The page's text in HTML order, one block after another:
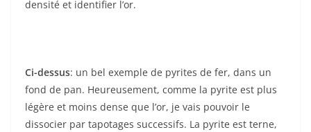
densité et identifier l’or.
Ci-dessus: un bel exemple de pyrites de fer, dans un
fond de pan. Heureusement, comme la pyrite est plus
légère et moins dense que l’or, je vais pouvoir le
dissocier par tapotages successifs. La pyrite est terne,